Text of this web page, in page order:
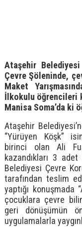
Ataşehir
Çevre Şöleninde,
Maket
İlkokulu öğrencileri
Manisa Soma’da ki
Ataşehir
“Yürüyen Köşk”
birinci olan Ali
kazandıkları 3
Belediyesi Çevre
tarafından teslim
yaptığı
çocuklara çevre
geri dönüşümün
uygulamalarla